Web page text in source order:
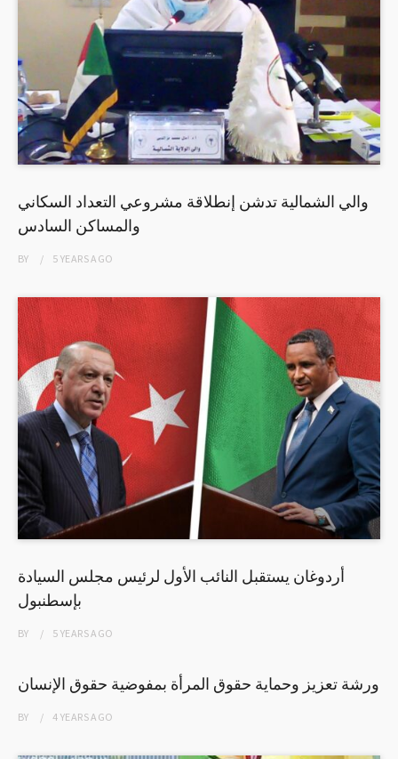
والي الشمالية تدشن إنطلاقة مشروعي التعداد السكاني
والمساكن السادس
BY 5 YEARSAGO
أردوغان يستقبل النائب الأول لرئيس مجلس السيادة
بإسطنبول
BY 5 YEARSAGO
ورشة تعزيز وحماية حقوق المرأة بمفوضية حقوق الإنسان
BY 4 YEARSAGO